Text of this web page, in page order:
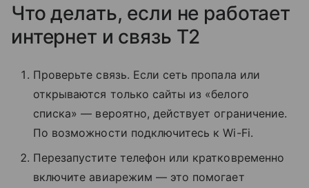
Что делать, если не работает
интернет и связь T2
Проверьте связь. Если сеть пропала или
открываются только сайты из «белого
списка» — вероятно, действует ограничение.
По возможности подключитесь к Wi-Fi.
Перезапустите телефон или кратковременно
включите авиарежим — это помогает